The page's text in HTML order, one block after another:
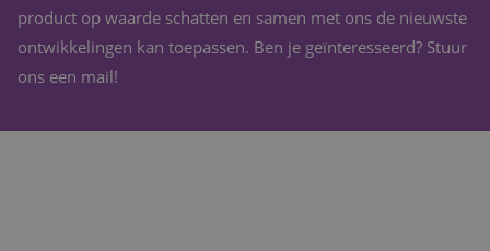
product op waarde schatten en samen met ons de nieuwste
ontwikkelingen kan toepassen. Ben je geïnteresseerd? Stuur
ons een mail!